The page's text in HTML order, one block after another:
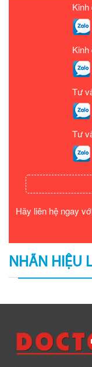
Kinh
Kinh
Tư
Tư
Hãy liên hệ ngay
NHÃN HIỆU